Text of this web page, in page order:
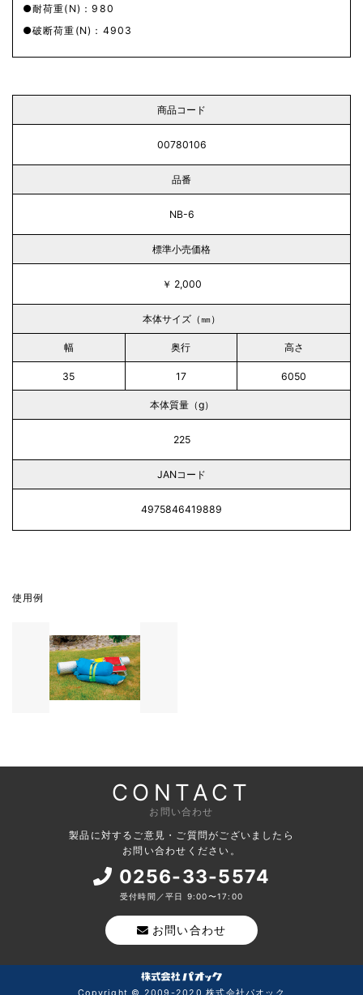
耐荷重(N)：980
破断荷重(N)：4903
商品コード
00780106
品番
NB-6
標準小売価格
￥ 2,000
本体サイズ（㎜）
幅 奥行 高さ
35 17 6050
本体質量（g）
225
JANコード
4975846419889
使用例
CONTACT
お問い合わせ
製品に対するご意見・ご質問がございましたら
お問い合わせください。
0256-33-5574
受付時間／平日 9:00〜17:00
お問い合わせ
Copyright © 2009-2020 株式会社パオック